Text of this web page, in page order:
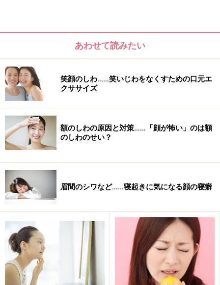
額のしわを目立たなくするマッサージ
出来てしまった額のしわを一日でも早く目立たなくする
マッサージをご紹介。面倒なマッサージだと長続きしな
いので、メイクの前や、クレンジングのついで、バスタ
イムなどに手軽に出来るマッサージです。
あわせて読みたい
笑顔のしわ……笑いじわをなくすための口元エ
クササイズ
額のしわの原因と対策……「顔が怖い」のは額
のしわのせい？
眉間のシワなど……寝起きに気になる顔の寝癖